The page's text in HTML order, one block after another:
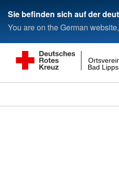
Sie befinden sich auf der
You are on the German
Bad